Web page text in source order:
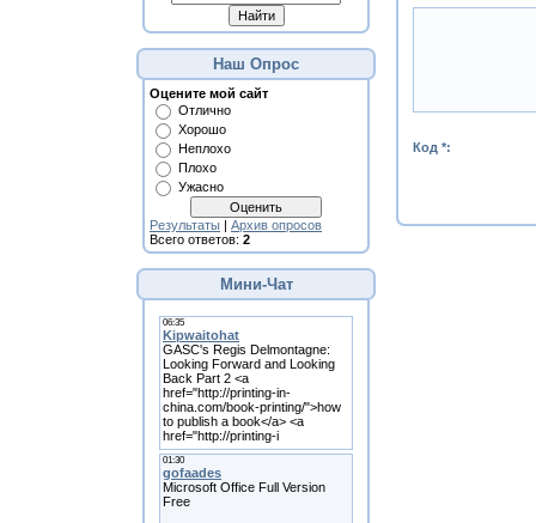
Наш Опрос
Оцените мой сайт
Отлично
Хорошо
Неплохо
Плохо
Ужасно
Результаты | Архив опросов
Всего ответов: 2
Мини-Чат
Код *: